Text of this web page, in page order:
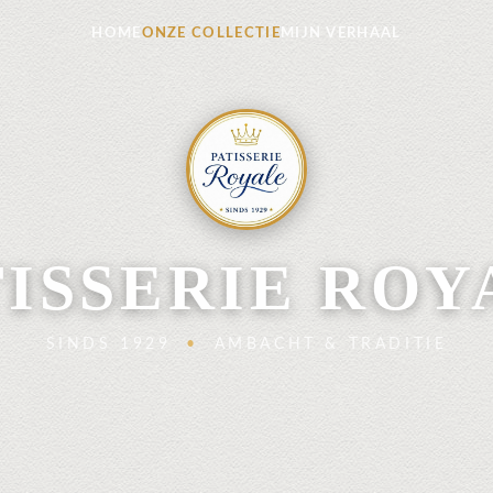
HOMEONZE COLLECTIE MIJN VERHAAL
SINDS 1929 • AMBACHT & TRADITIE